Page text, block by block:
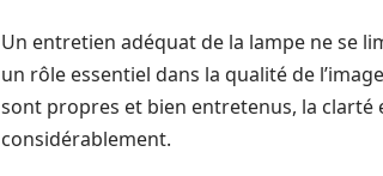
Un entretien adéquat de la lampe ne se
un rôle essentiel dans la qualité de
sont propres et bien entretenus, la
considérablement.